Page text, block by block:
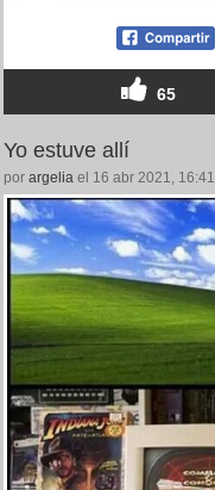
65
Yo estuve allí
por argelia el 16 abr 2021, 16:41